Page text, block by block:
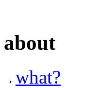
about
what?